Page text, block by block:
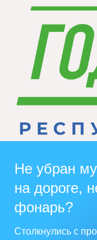
Не убран
на дороге,
фонарь?
Столкнулись с